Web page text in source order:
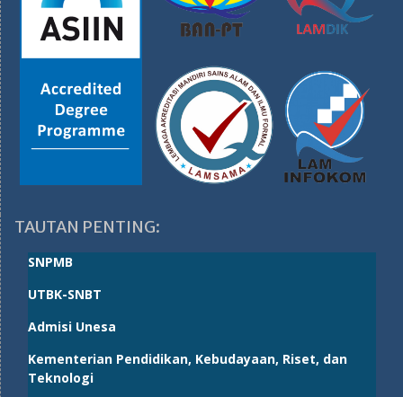
TAUTAN PENTING:
SNPMB
UTBK-SNBT
Admisi Unesa
Kementerian Pendidikan, Kebudayaan, Riset, dan
Teknologi